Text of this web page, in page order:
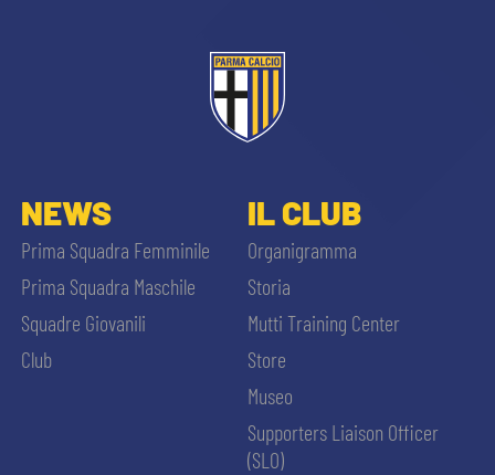
NEWS
Prima Squadra Femminile
Prima Squadra Maschile
Squadre Giovanili
Club
IL CLUB
Organigramma
Storia
Mutti Training Center
Store
Museo
Supporters Liaison Officer
(SLO)
ACCETTA E SALVA